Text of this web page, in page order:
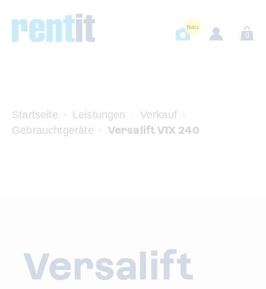
0
Startseite Leistungen
Verkauf
Gebrauchtgeräte
Versalift VTX 240
Versalift